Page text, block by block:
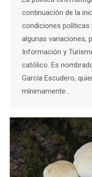
continuación de la
condiciones políticas
algunas variaciones,
Información y
católico. Es
García Escudero,
mínimamente…